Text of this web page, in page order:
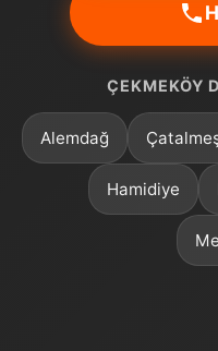
ÇEKMEKÖY
Alemdağ
Hamidiye